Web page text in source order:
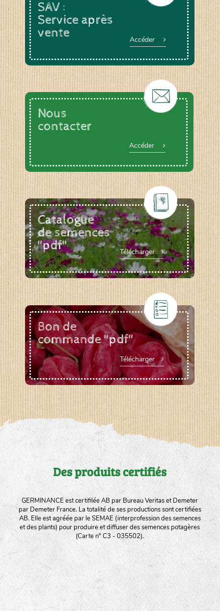
SAV :
Service après
vente
Accéder
Nous
contacter
Accéder
Catalogue
de semences
"pdf"
Télécharger
Bon de
commande "pdf"
Télécharger
Des produits certifiés
GERMINANCE est certifilée AB par Bureau Veritas et Demeter
par Demeter France. La totalité de ses productions sont certifiées
AB. Elle est agréée par le SEMAE (interprofession des semences
et des plants) pour produire et diffuser des semences potagères
(Carte n° C3 - 035502).